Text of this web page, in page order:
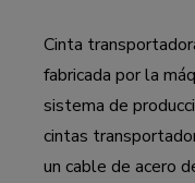
Cintas
Cintas
Cintas
Cinta
fabricada por la
sistema de
cintas
un cable de acero